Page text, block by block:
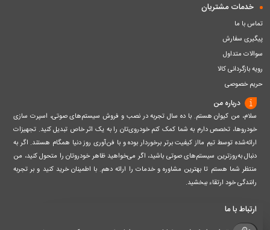
خدمات مشتریان
تماس با ما
پیگیری سفارش
سوالات متداول
رویه بازگردانی کالا
حریم خصوصی
درباره من
سلام، من کیوان هستم. با ده سال تجربه در نصب و فروش سیستم‌های صوتی، اسپرت سازی
خودروها، تخصص دارم به شما کمک کنم خودروی‌تان را به یک اثر خاص تبدیل کنید. تجهیزات
ارائه‌شده توسط تیم مااز کیفیت برتر برخوردار بوده و با فن‌آوری روز دنیا همگام هستند. اگر به
دنبال به‌روزترین سیستم‌های صوتی باشید، اگر می‌خواهید ظاهر خودروتان را متحول کنید، من
منتظر شما هستم تا بهترین مشاوره و خدمات را ارائه دهم. با اطمینان خرید کنید و بر تجربه
رانندگی خود ارتقاء ببخشید.
ارتباط با ما